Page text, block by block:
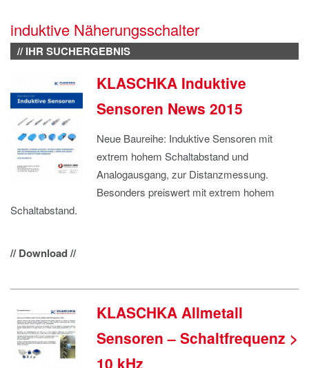
DATENSCHUTZ
induktive Näherungsschalter
// IHR SUCHERGEBNIS
KLASCHKA Induktive
Sensoren News 2015
Neue Baureihe: Induktive Sensoren mit
extrem hohem Schaltabstand und
Analogausgang, zur Distanzmessung.
Besonders preiswert mit extrem hohem
Schaltabstand.
// Download //
KLASCHKA Allmetall
Sensoren – Schaltfrequenz >
10 kHz